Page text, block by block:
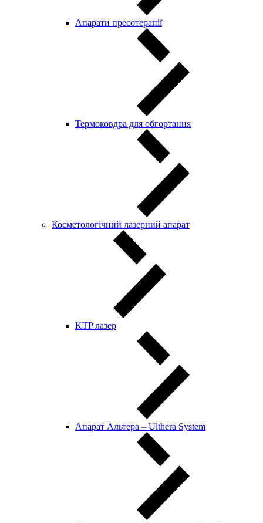
Aпарати пресотерапії
Термоковдра для обгортання
Косметологічний лазерний апарат
KTP лазер
Апарат Альтера – Ulthera System